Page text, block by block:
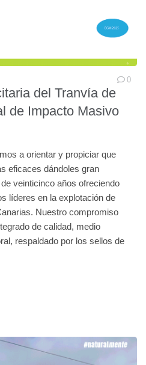
del Tranvía de
de Impacto Masivo
0
a orientar y propiciar que
eficaces dándoles gran
veinticinco años ofreciendo
líderes en la explotación de
Nuestro compromiso
de calidad, medio
respaldado por los sellos de